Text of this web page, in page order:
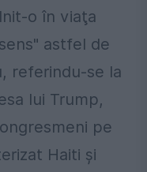
o în viaţa
astfel de
referindu-se la
lui Trump,
pe
Haiti şi